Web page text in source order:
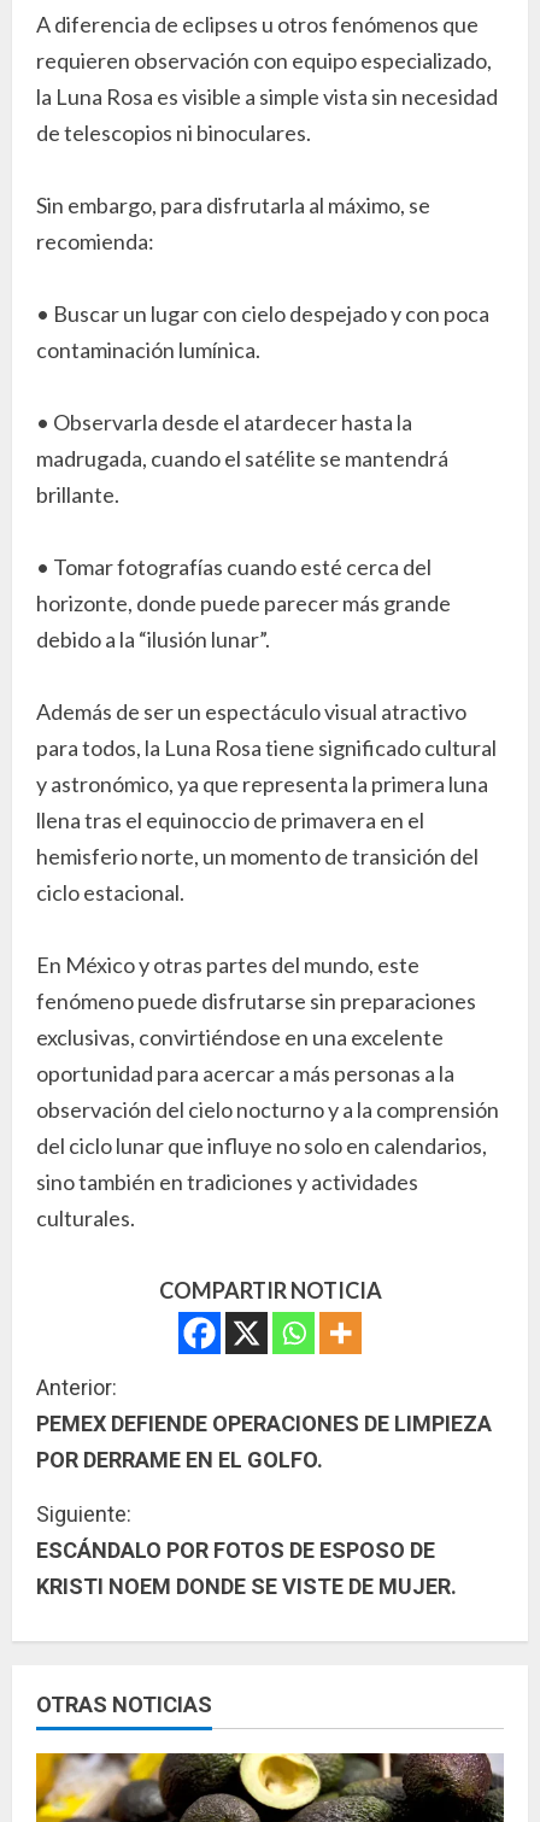
A diferencia de eclipses u otros fenómenos que
requieren observación con equipo especializado,
la Luna Rosa es visible a simple vista sin necesidad
de telescopios ni binoculares.
Sin embargo, para disfrutarla al máximo, se
recomienda:
• Buscar un lugar con cielo despejado y con poca
contaminación lumínica.
• Observarla desde el atardecer hasta la
madrugada, cuando el satélite se mantendrá
brillante.
• Tomar fotografías cuando esté cerca del
horizonte, donde puede parecer más grande
debido a la “ilusión lunar”.
Además de ser un espectáculo visual atractivo
para todos, la Luna Rosa tiene significado cultural
y astronómico, ya que representa la primera luna
llena tras el equinoccio de primavera en el
hemisferio norte, un momento de transición del
ciclo estacional.
En México y otras partes del mundo, este
fenómeno puede disfrutarse sin preparaciones
exclusivas, convirtiéndose en una excelente
oportunidad para acercar a más personas a la
observación del cielo nocturno y a la comprensión
del ciclo lunar que influye no solo en calendarios,
sino también en tradiciones y actividades
culturales.
COMPARTIR NOTICIA
S
i
g
u
e
l
e
y
e
Anterior:
PEMEX DEFIENDE OPERACIONES DE LIMPIEZA
POR DERRAME EN EL GOLFO.
Siguiente:
ESCÁNDALO POR FOTOS DE ESPOSO DE
KRISTI NOEM DONDE SE VISTE DE MUJER.
OTRAS NOTICIAS